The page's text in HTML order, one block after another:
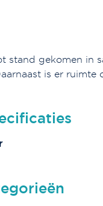
stand gekomen in
is er